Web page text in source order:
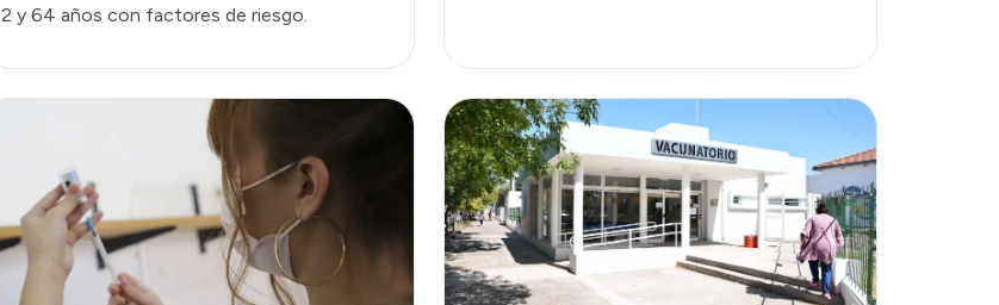
2 y 64 años con factores de riesgo.